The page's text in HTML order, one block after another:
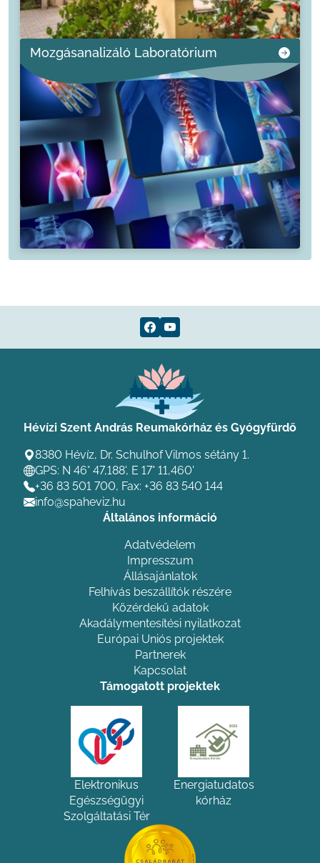
Mozgásanalizáló Laboratórium
Hévízi Szent András Reumakórház és Gyógyfürdő
8380 Hévíz, Dr. Schulhof Vilmos sétány 1.
GPS: N 46° 47,188', E 17° 11,460'
+36 83 501 700, Fax: +36 83 540 144
info@spaheviz.hu
Általános információ
Adatvédelem
Impresszum
Állásajánlatok
Felhívás beszállítók részére
Közérdekű adatok
Akadálymentesítési nyilatkozat
Európai Uniós projektek
Partnerek
Kapcsolat
Támogatott projektek
Elektronikus
Egészségügyi
Szolgáltatási Tér
Energiatudatos
kórház